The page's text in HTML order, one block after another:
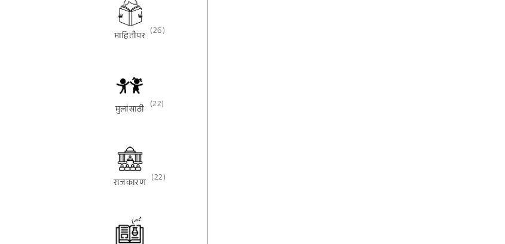
माहितीपर (26)
मुलांसाठी (22)
राजकारण (22)